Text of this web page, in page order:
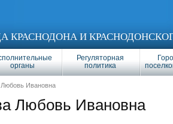
КРАСНОДОНА И
органы
Регуляторная
политика
Ивановна
Любовь Ивановна